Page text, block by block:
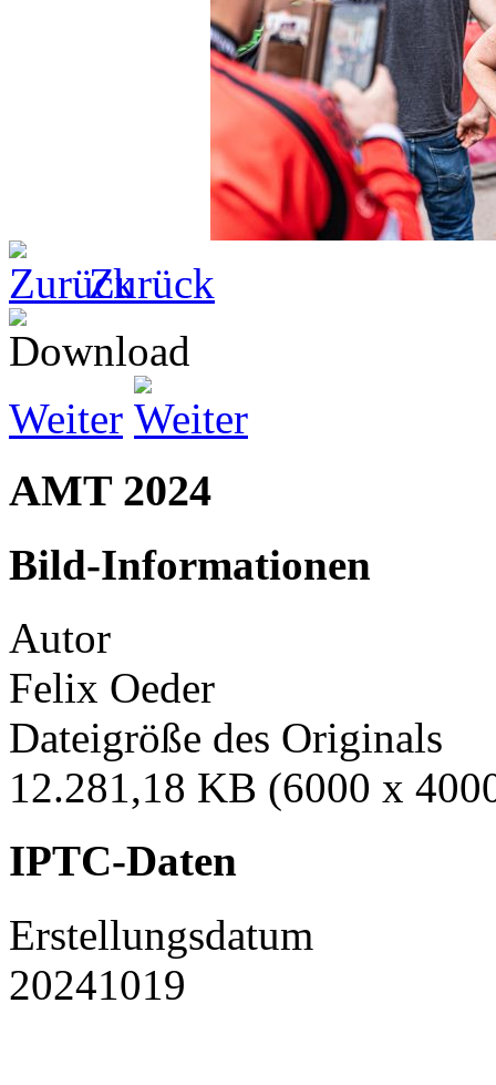
Zurück
Weiter
AMT 2024
Bild-Informationen
Autor
Felix Oeder
Dateigröße des Originals
12.281,18 KB (6000 x
IPTC-Daten
Erstellungsdatum
20241019